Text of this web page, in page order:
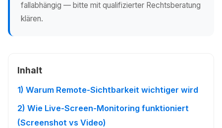
fallabhängig — bitte mit qualifizierter Rechtsberatung
klären.
Inhalt
1) Warum Remote-Sichtbarkeit wichtiger wird
2) Wie Live-Screen-Monitoring funktioniert
(Screenshot vs Video)